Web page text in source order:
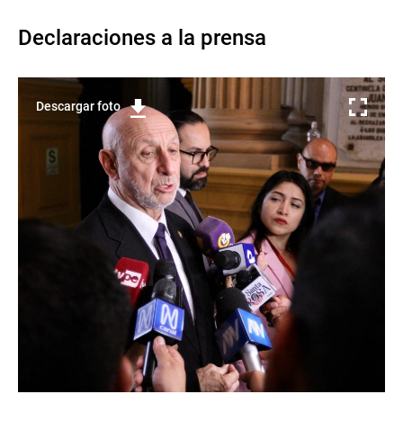
Declaraciones a la prensa
Descargar foto